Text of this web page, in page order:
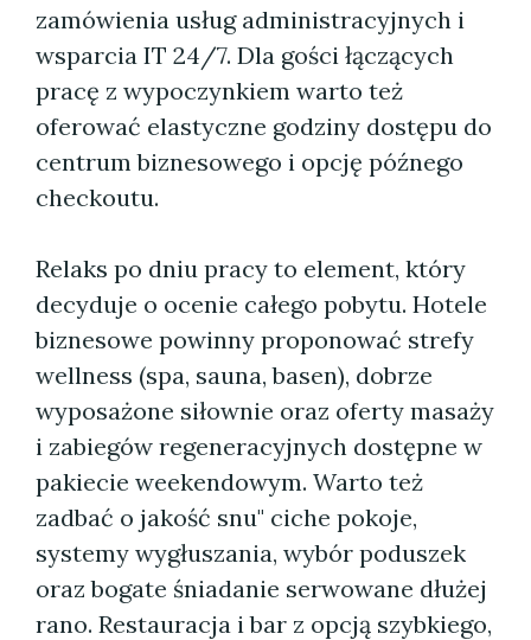
zamówienia usług administracyjnych i
wsparcia IT 24/7. Dla gości łączących
pracę z wypoczynkiem warto też
oferować elastyczne godziny dostępu do
centrum biznesowego i opcję późnego
checkoutu.
Relaks po dniu pracy to element, który
decyduje o ocenie całego pobytu. Hotele
biznesowe powinny proponować strefy
wellness (spa, sauna, basen), dobrze
wyposażone siłownie oraz oferty masaży
i zabiegów regeneracyjnych dostępne w
pakiecie weekendowym. Warto też
zadbać o jakość snu" ciche pokoje,
systemy wygłuszania, wybór poduszek
oraz bogate śniadanie serwowane dłużej
rano. Restauracja i bar z opcją szybkiego,